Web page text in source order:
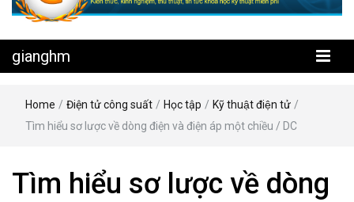
gianghm
Home / Điện tử công suất / Học tập / Kỹ thuật điện tử /
Tìm hiểu sơ lược về dòng điện và điện áp một chiều / DC
Tìm hiểu sơ lược về dòng